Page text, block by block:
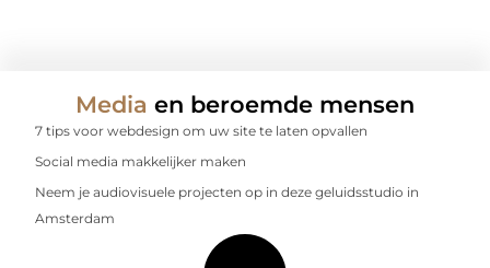
Media en beroemde mensen
7 tips voor webdesign om uw site te laten opvallen
Social media makkelijker maken
Neem je audiovisuele projecten op in deze geluidsstudio in
Amsterdam